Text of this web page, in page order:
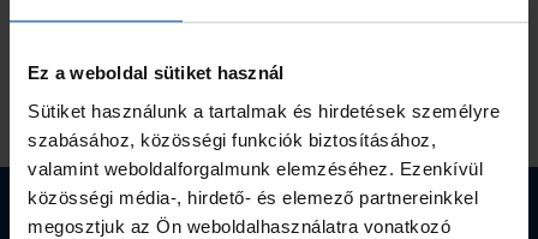
Ez a weboldal sütiket használ
Sütiket használunk a tartalmak és hirdetések személyre
szabásához, közösségi funkciók biztosításához,
valamint weboldalforgalmunk elemzéséhez. Ezenkívül
közösségi média-, hirdető- és elemező partnereinkkel
megosztjuk az Ön weboldalhasználatra vonatkozó
Webshop termékek